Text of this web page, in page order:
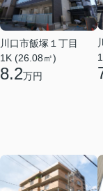
川口市飯塚１丁目
1K (26.08㎡)
8.2万円